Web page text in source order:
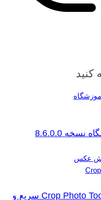
کنید
8.6.0.0
نرم‌افزار رایگان برش عکس – Crop Photo Tool سریع و